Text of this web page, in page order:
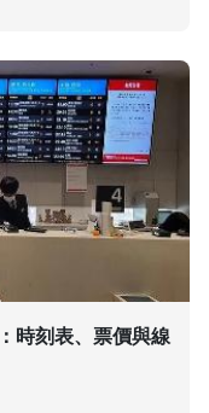
時刻表、票價與線